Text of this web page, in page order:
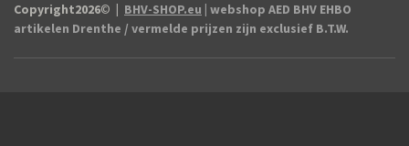
Copyright2026© | BHV-SHOP.eu | webshop AED BHV EHBO
artikelen Drenthe / vermelde prijzen zijn exclusief B.T.W.